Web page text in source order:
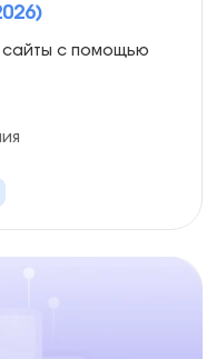
сайты с помощью